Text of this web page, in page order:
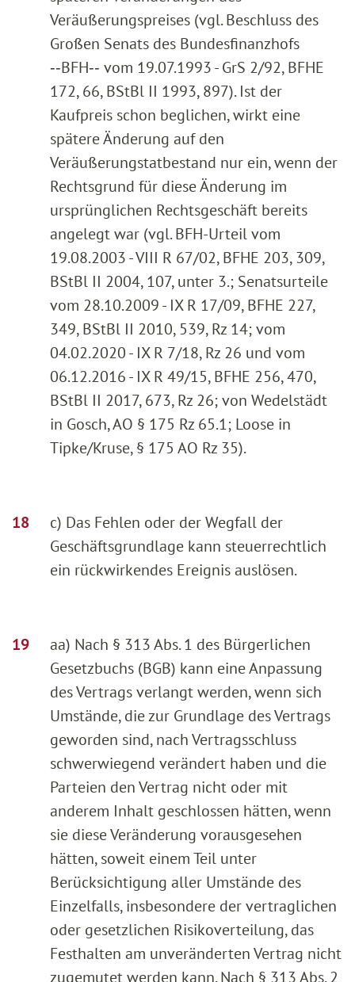
Veräußerungspreises (vgl. Beschluss des
Großen Senats des Bundesfinanzhofs
‑‑BFH‑‑ vom 19.07.1993 - GrS 2/92, BFHE
172, 66, BStBl II 1993, 897). Ist der
Kaufpreis schon beglichen, wirkt eine
spätere Änderung auf den
Veräußerungstatbestand nur ein, wenn der
Rechtsgrund für diese Änderung im
ursprünglichen Rechtsgeschäft bereits
angelegt war (vgl. BFH-Urteil vom
19.08.2003 - VIII R 67/02, BFHE 203, 309,
BStBl II 2004, 107, unter 3.; Senatsurteile
vom 28.10.2009 - IX R 17/09, BFHE 227,
349, BStBl II 2010, 539, Rz 14; vom
04.02.2020 - IX R 7/18, Rz 26 und vom
06.12.2016 - IX R 49/15, BFHE 256, 470,
BStBl II 2017, 673, Rz 26; von Wedelstädt
in Gosch, AO § 175 Rz 65.1; Loose in
Tipke/Kruse, § 175 AO Rz 35).
c) Das Fehlen oder der Wegfall der
Geschäftsgrundlage kann steuerrechtlich
ein rückwirkendes Ereignis auslösen.
aa) Nach § 313 Abs. 1 des Bürgerlichen
Gesetzbuchs (BGB) kann eine Anpassung
des Vertrags verlangt werden, wenn sich
Umstände, die zur Grundlage des Vertrags
geworden sind, nach Vertragsschluss
schwerwiegend verändert haben und die
Parteien den Vertrag nicht oder mit
anderem Inhalt geschlossen hätten, wenn
sie diese Veränderung vorausgesehen
hätten, soweit einem Teil unter
Berücksichtigung aller Umstände des
Einzelfalls, insbesondere der vertraglichen
oder gesetzlichen Risikoverteilung, das
Festhalten am unveränderten Vertrag nicht
zugemutet werden kann. Nach § 313 Abs. 2